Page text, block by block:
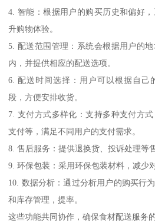
4. 智能：根据用户的购买历史和偏好
升购物体验。
5. 配送范围管理：系统会根据用户的
内，并提供相应的配送选项。
6. 配送时间选择：用户可以根据自己
段，方便安排收货。
7. 支付方式多样化：支持多种支付方
支付等，满足不同用户的支付需求。
8. 售后服务：提供退换货、投诉处理等
9. 环保包装：采用环保包装材料，减少
10. 数据分析：通过分析用户的购买行
和库存管理，提率。
这些功能共同协作，确保食材配送服务